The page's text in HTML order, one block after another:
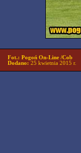
Fot.: Pogoń On-Line /Cob
Dodano: 25 kwietnia 2015 r.